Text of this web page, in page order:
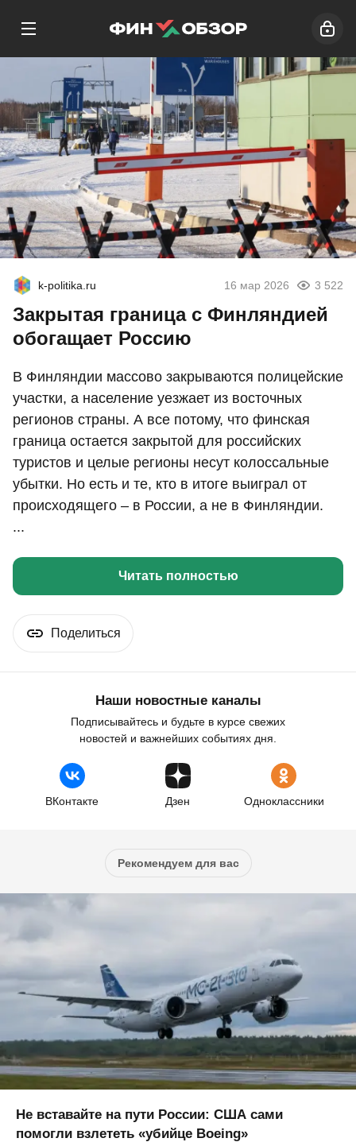
k-politika.ru 16 мар 2026 3 522
Закрытая граница с Финляндией
обогащает Россию
В Финляндии массово закрываются полицейские
участки, а население уезжает из восточных
регионов страны. А все потому, что финская
граница остается закрытой для российских
туристов и целые регионы несут колоссальные
убытки. Но есть и те, кто в итоге выиграл от
происходящего – в России, а не в Финляндии.
...
Читать полностью
Поделиться
Наши новостные каналы
Подписывайтесь и будьте в курсе свежих
новостей и важнейших событиях дня.
ВКонтакте Дзен Одноклассники
Рекомендуем для вас
Не вставайте на пути России: США сами
помогли взлететь «убийце Boeing»